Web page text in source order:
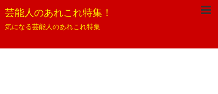
芸能人のあれこれ特集！
気になる芸能人のあれこれ特集